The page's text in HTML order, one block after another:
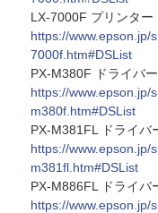
LX-7000F プリンタ
https://www.epson.jp/
7000f.htm#DSList
PX-M380F ドライバ
https://www.epson.jp/
m380f.htm#DSList
PX-M381FL ドライバ
https://www.epson.jp/
m381fl.htm#DSList
PX-M886FL ドライバ
https://www.epson.jp/